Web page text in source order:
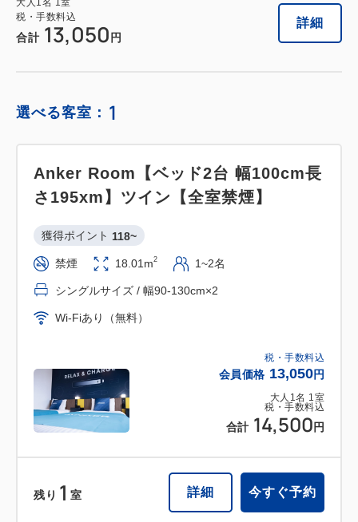
大人 1名 1室
税・手数料込
合計 13,050 円
詳細
選べる客室： 1
税・手数料込
会員価格 13,050円
大人 1名 1室
税・手数料込
合計 14,500 円
Anker Room【ベッド2台 幅100cm長
さ195xm】ツイン【全室禁煙】
獲得ポイント 118~
禁煙 18.01m2 1~2名
シングルサイズ / 幅90-130cm×2
Wi-Fiあり（無料）
残り 1 室 詳細 今すぐ予約